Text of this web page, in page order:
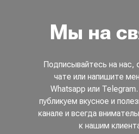
Мы на
Подписывайтесь на нас,
чате или напишите
Whatsapp или
публикуем вкусное и
канале и всегда
к нашим